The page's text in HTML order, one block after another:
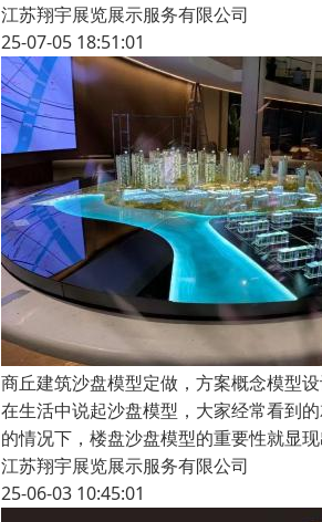
江苏翔宇展览展示服务有限公司
25-07-05 18:51:01
商丘建筑沙盘模型定做，方案概念模型
在生活中说起沙盘模型，大家经常看到
的情况下，楼盘沙盘模型的重要性就显
江苏翔宇展览展示服务有限公司
25-06-03 10:45:01